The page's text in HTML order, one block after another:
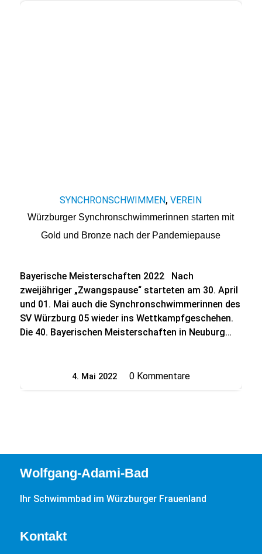
SYNCHRONSCHWIMMEN,VEREIN
Würzburger Synchronschwimmerinnen starten mit
Gold und Bronze nach der Pandemiepause
Bayerische Meisterschaften 2022 Nach
zweijähriger „Zwangspause“ starteten am 30. April
und 01. Mai auch die Synchronschwimmerinnen des
SV Würzburg 05 wieder ins Wettkampfgeschehen.
Die 40. Bayerischen Meisterschaften in Neuburg…
4. Mai 2022
/ 0 Kommentare
Wolfgang-Adami-Bad
Ihr Schwimmbad im Würzburger Frauenland
Kontakt